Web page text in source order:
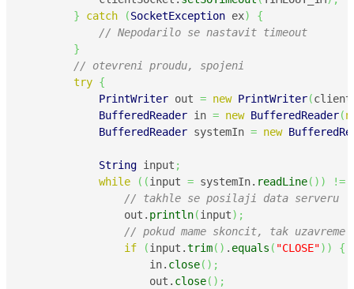
}
catch (SocketException ex)
{
// Nepodarilo se nastavit timeout
}
// otevreni proudu, spojeni
try {
PrintWriter out = new PrintWriter(
BufferedReader in = new BufferedReader(
BufferedReader systemIn = new
String input ;
while
( (input = systemIn. readLine( ) ) !=
// takhle se posilaji data serveru
                out.
println(input) ;
// pokud mame skoncit, tak
if
(input.trim( ) . equals ( "CLOSE") )
{
                    in.
close( ) ;
                    out.
close( ) ;